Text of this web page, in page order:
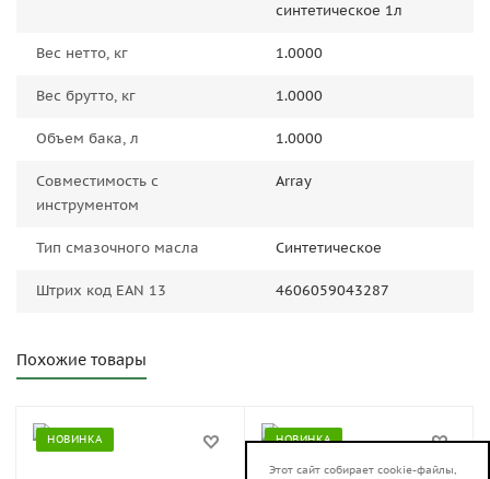
синтетическое 1л
Вес нетто, кг 1.0000
Вес брутто, кг 1.0000
Объем бака, л 1.0000
Совместимость с
инструментом
Array
Тип смазочного масла Синтетическое
Штрих код EAN 13 4606059043287
Похожие товары
НОВИНКА НОВИНКА
Этот сайт собирает cookie-файлы,